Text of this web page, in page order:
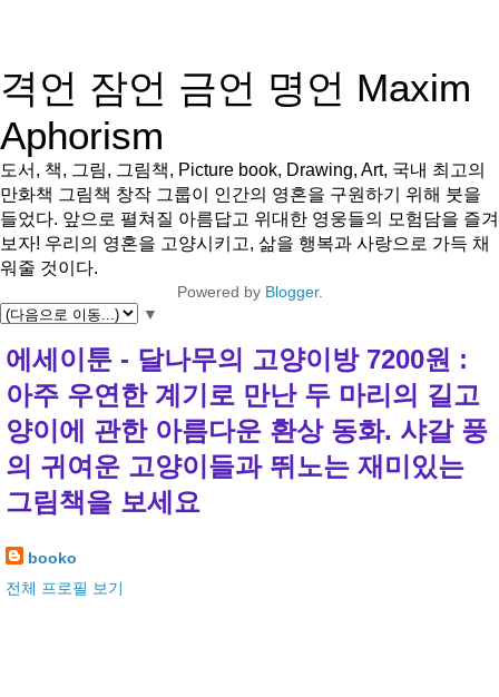
격언 잠언 금언 명언 Maxim
Aphorism
도서, 책, 그림, 그림책, Picture book, Drawing, Art, 국내 최고의
만화책 그림책 창작 그룹이 인간의 영혼을 구원하기 위해 붓을
들었다. 앞으로 펼쳐질 아름답고 위대한 영웅들의 모험담을 즐겨
보자! 우리의 영혼을 고양시키고, 삶을 행복과 사랑으로 가득 채
워줄 것이다.
Powered by Blogger.
▼
에세이툰 - 달나무의 고양이방 7200원 :
아주 우연한 계기로 만난 두 마리의 길고
양이에 관한 아름다운 환상 동화. 샤갈 풍
의 귀여운 고양이들과 뛰노는 재미있는
그림책을 보세요
booko
전체 프로필 보기